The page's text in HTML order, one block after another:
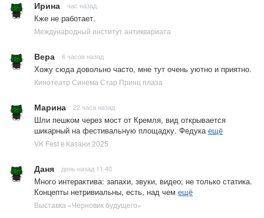
Ирина час назад
Кже не работает.
Международный институт антиквариата
Вера 6 часов назад
Хожу сюда довольно часто, мне тут очень уютно и приятно.
Кинотеатр Синема Стар Принц плаза
Марина 22 часа назад
Шли пешком через мост от Кремля, вид открывается
шикарный на фестивальную площадку. Федукаещё
VK Fest в Казани 2025
Даня день назад 11:40
Много интерактива: запахи, звуки, видео; не только статика.
Концепты нетривиальны, есть, над чем ещё
Выставка «Черновик будущего»